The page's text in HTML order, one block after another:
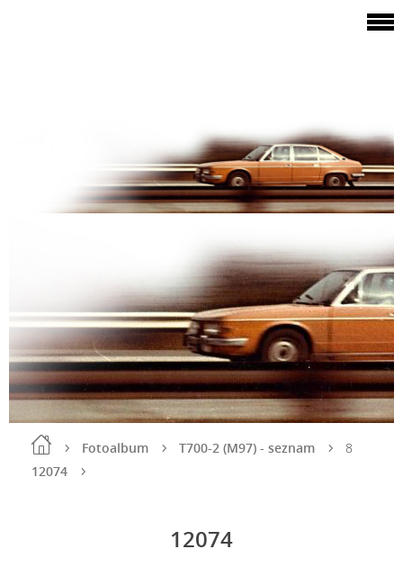
Fotoalbum
T700-2 (M97) - seznam
12074
8
12074